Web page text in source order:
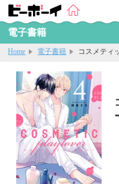
電子書籍
Home 電子書籍 コスメティ